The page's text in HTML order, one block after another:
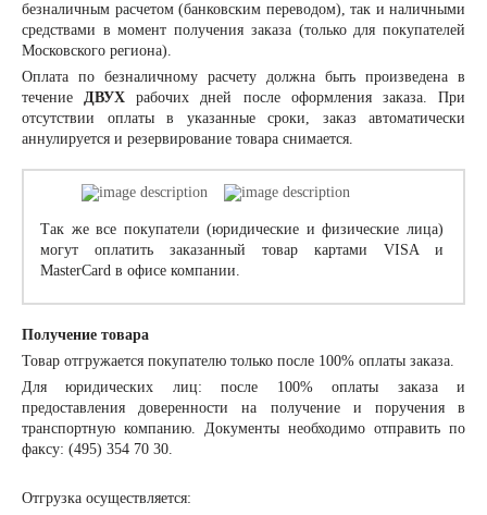
безналичным расчетом (банковским переводом), так и наличными
средствами в момент получения заказа (только для покупателей
Московского региона).
Оплата по безналичному расчету должна быть произведена в
течениеДВУХ рабочих дней после оформления заказа. При
отсутствии оплаты в указанные сроки, заказ автоматически
аннулируется и резервирование товара снимается.
Так же все покупатели (юридические и физические лица)
могут оплатить заказанный товар картами VISA и
MasterCard в офисе компании.
Получение товара
Товар отгружается покупателю только после 100% оплаты заказа.
Для юридических лиц: после 100% оплаты заказа и
предоставления доверенности на получение и поручения в
транспортную компанию. Документы необходимо отправить по
факсу: (495) 354 70 30.
Отгрузка осуществляется: